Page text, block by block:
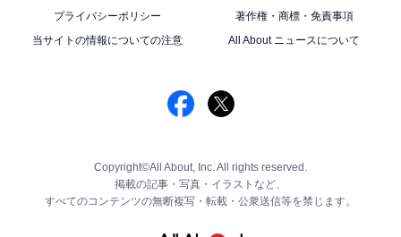
プライバシーポリシー
著作権・商標・免責事項
当サイトの情報についての注意
All About ニュースについて
Copyright©All About, Inc. All rights reserved.
掲載の記事・写真・イラストなど、
すべてのコンテンツの無断複写・転載・公衆送信等を禁じます。